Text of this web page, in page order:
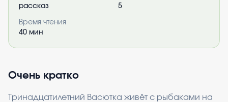
рассказ
5
Время чтения
40 мин
Очень кратко
Тринадцатилетний Васютка живёт с рыбаками на